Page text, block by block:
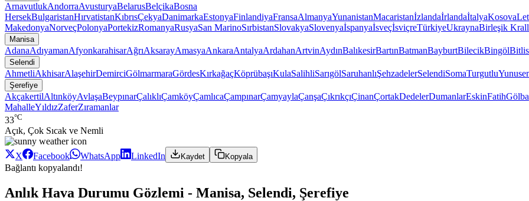
ArnavutlukAndorraAvusturyaBelarusBelçikaBosna
HersekBulgaristanHırvatistanKıbrısÇekyaDanimarkaEstonyaFinlandiyaFransaAlmanyaYunanistanMacaristanİzlandaİrlandaİtalyaKosova
MakedonyaNorveçPolonyaPortekizRomanyaRusyaSan MarinoSırbistanSlovakyaSlovenyaİspanyaİsveçİsviçreTürkiyeUkraynaBirleşik
Manisa
AdanaAdıyamanAfyonkarahisarAğrıAksarayAmasyaAnkaraAntalyaArdahanArtvinAydınBalıkesirBartınBatmanBayburtBilecikBingölBitlis
Selendi
AhmetliAkhisarAlaşehirDemirciGölmarmaraGördesKırkağaçKöprübaşıKulaSalihliSarıgölSaruhanlıŞehzadelerSelendiSomaTurgutlu
Şerefiye
AkçakertilAltınköyAvlaşaBeypınarÇalıklıÇamköyÇamlıcaÇampınarÇamyaylaÇanşaÇıkrıkçıÇinanÇortakDedelerDumanlarEskinFatih
MahalleYıldızZaferZıramanlar
33°C
Açık, Çok Sıcak ve Nemli
X Facebook WhatsApp LinkedIn Kaydet Kopyala
Bağlantı kopyalandı!
Anlık Hava Durumu Gözlemi - Manisa, Selendi, Şerefiye